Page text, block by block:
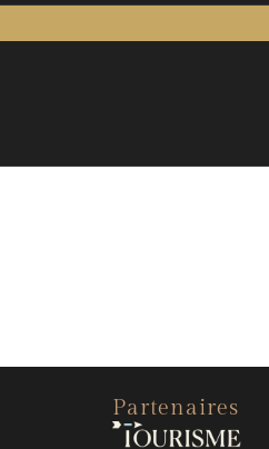
Partenaires